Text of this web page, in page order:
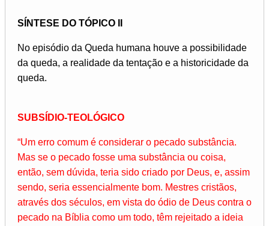
SÍNTESE DO TÓPICO II
No episódio da Queda humana houve a possibilidade
da queda, a realidade da tentação e a historicidade da
queda.
SUBSÍDIO-TEOLÓGICO
“Um erro comum é considerar o pecado substância.
Mas se o pecado fosse uma substância ou coisa,
então, sem dúvida, teria sido criado por Deus, e, assim
sendo, seria essencialmente bom. Mestres cristãos,
através dos séculos, em vista do ódio de Deus contra o
pecado na Bíblia como um todo, têm rejeitado a ideia